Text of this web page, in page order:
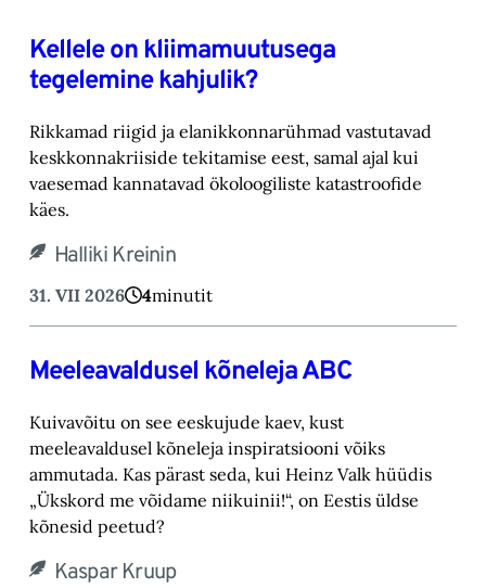
Kellele on kliimamuutusega
tegelemine kahjulik?
Rikkamad riigid ja elanikkonnarühmad vastutavad
keskkonnakriiside tekitamise eest, samal ajal kui
vaesemad kannatavad ökoloogiliste katastroofide
käes.
Halliki Kreinin
31. VII 2026 4minutit
Meeleavaldusel kõneleja ABC
Kuivavõitu on see eeskujude kaev, kust
meeleavaldusel kõneleja inspiratsiooni võiks
ammutada. Kas pärast seda, kui Heinz Valk hüüdis
„Ükskord me võidame niikuinii!“, on Eestis üldse
kõnesid peetud?
Kaspar Kruup